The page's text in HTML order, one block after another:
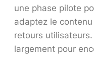
une phase pilote
adaptez le
retours
largement pour